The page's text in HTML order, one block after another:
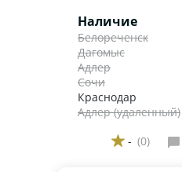
Наличие
Белореченск
Дагомыс
Адлер
Сочи
Краснодар
Адлер (удаленный)
- (0)